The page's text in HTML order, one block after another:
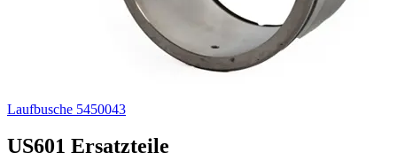
Laufbusche 5450043
US601 Ersatzteile